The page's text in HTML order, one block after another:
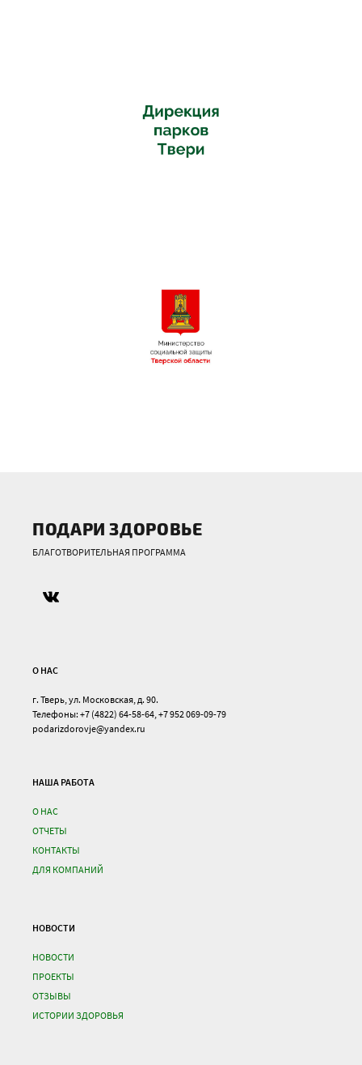
ПОДАРИ ЗДОРОВЬЕ
БЛАГОТВОРИТЕЛЬНАЯ ПРОГРАММА
О НАС
г. Тверь, ул. Московская, д. 90.
Телефоны: +7 (4822) 64-58-64, +7 952 069-09-79
podarizdorovje@yandex.ru
НАША РАБОТА
О НАС
ОТЧЕТЫ
КОНТАКТЫ
ДЛЯ КОМПАНИЙ
НОВОСТИ
НОВОСТИ
ПРОЕКТЫ
ОТЗЫВЫ
ИСТОРИИ ЗДОРОВЬЯ